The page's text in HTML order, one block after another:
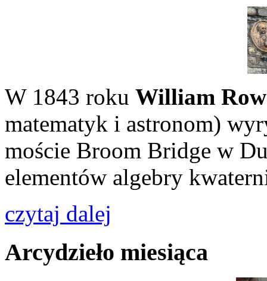
W 1843 roku William
matematyk i astronom)
moście Broom Bridge w
elementów algebry
czytaj dalej
Arcydzieło miesiąca